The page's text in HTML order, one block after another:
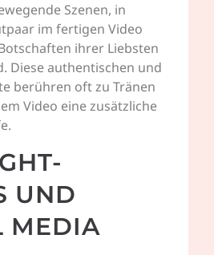
Szenen, in
im fertigen Video
ihrer Liebsten
Diese authentischen und
berühren oft zu Tränen
Video eine zusätzliche
UND
MEDIA